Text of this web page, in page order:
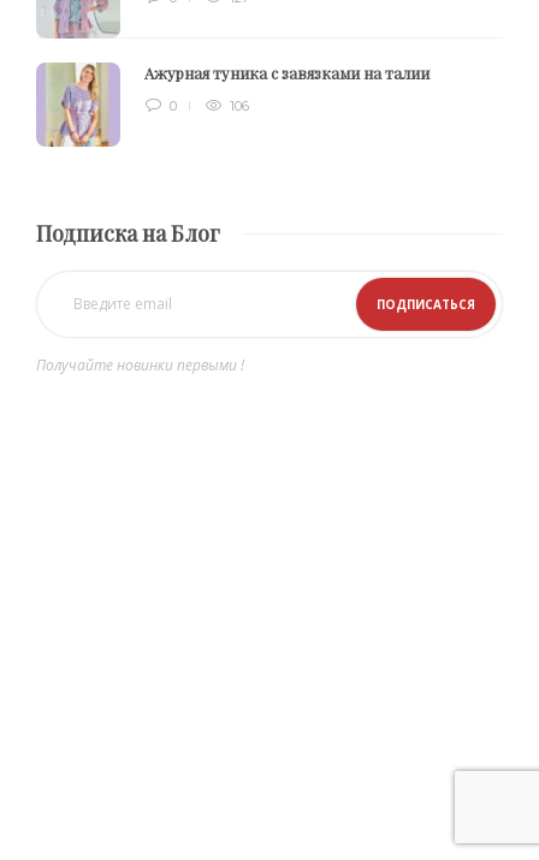
Ажурная туника с завязками на талии
0 106
Подписка на Блог
Получайте новинки первыми !